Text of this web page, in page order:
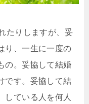
たりしますが、妥
り、一生に一度の
の。妥協して結婚
です。妥協して結
している人を何人